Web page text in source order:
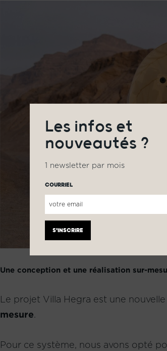
Une conception et une réalisation sur-
Le projet Villa Hegra est une
mesure
Pour ce système, nous avons opté
Les infos et
nouveautés ?
1 newsletter par mois
COURRIEL